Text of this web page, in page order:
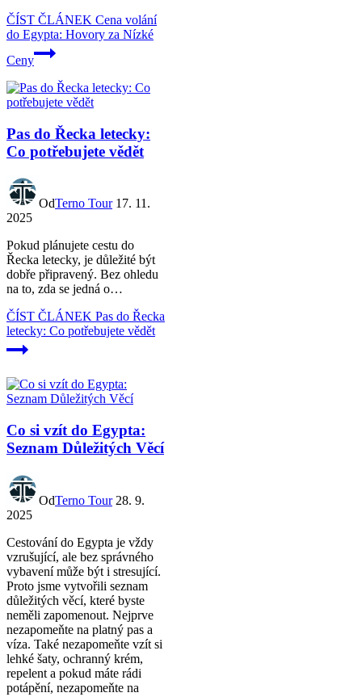
ČÍST ČLÁNEK Cena volání
do Egypta: Hovory za Nízké
Ceny
Pas do Řecka letecky:
Co potřebujete vědět
OdTerno Tour 17. 11.
2025
Pokud plánujete cestu do
Řecka letecky, je důležité být
dobře připravený. Bez ohledu
na to, zda se jedná o…
ČÍST ČLÁNEK Pas do Řecka
letecky: Co potřebujete vědět
Co si vzít do Egypta:
Seznam Důležitých Věcí
OdTerno Tour 28. 9.
2025
Cestování do Egypta je vždy
vzrušující, ale bez správného
vybavení může být i stresující.
Proto jsme vytvořili seznam
důležitých věcí, které byste
neměli zapomenout. Nejprve
nezapomeňte na platný pas a
víza. Také nezapomeňte vzít si
lehké šaty, ochranný krém,
repelent a pokud máte rádi
potápění, nezapomeňte na